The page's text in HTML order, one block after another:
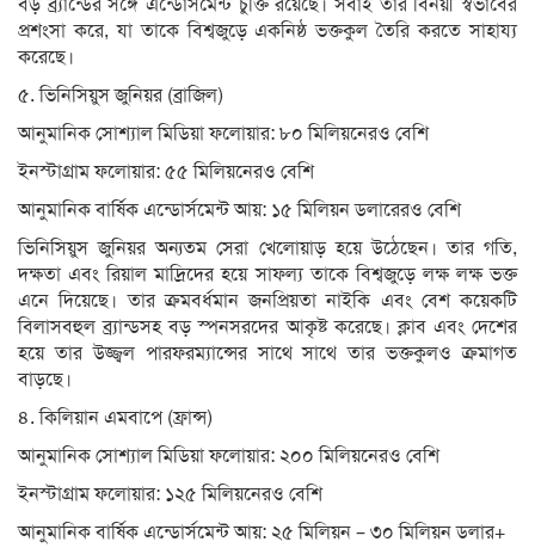
বড় ব্র্যান্ডের সঙ্গে এন্ডোর্সমেন্ট চুক্তি রয়েছে। সবাই তার বিনয়ী স্বভাবের
প্রশংসা করে, যা তাকে বিশ্বজুড়ে একনিষ্ঠ ভক্তকুল তৈরি করতে সাহায্য
করেছে।
৫. ভিনিসিয়ুস জুনিয়র (ব্রাজিল)
আনুমানিক সোশ্যাল মিডিয়া ফলোয়ার: ৮০ মিলিয়নেরও বেশি
ইনস্টাগ্রাম ফলোয়ার: ৫৫ মিলিয়নেরও বেশি
আনুমানিক বার্ষিক এন্ডোর্সমেন্ট আয়: ১৫ মিলিয়ন ডলারেরও বেশি
ভিনিসিয়ুস জুনিয়র অন্যতম সেরা খেলোয়াড় হয়ে উঠেছেন। তার গতি,
দক্ষতা এবং রিয়াল মাদ্রিদের হয়ে সাফল্য তাকে বিশ্বজুড়ে লক্ষ লক্ষ ভক্ত
এনে দিয়েছে। তার ক্রমবর্ধমান জনপ্রিয়তা নাইকি এবং বেশ কয়েকটি
বিলাসবহুল ব্র্যান্ডসহ বড় স্পনসরদের আকৃষ্ট করেছে। ক্লাব এবং দেশের
হয়ে তার উজ্জ্বল পারফরম্যান্সের সাথে সাথে তার ভক্তকুলও ক্রমাগত
বাড়ছে।
৪. কিলিয়ান এমবাপে (ফ্রান্স)
আনুমানিক সোশ্যাল মিডিয়া ফলোয়ার: ২০০ মিলিয়নেরও বেশি
ইনস্টাগ্রাম ফলোয়ার: ১২৫ মিলিয়নেরও বেশি
আনুমানিক বার্ষিক এন্ডোর্সমেন্ট আয়: ২৫ মিলিয়ন – ৩০ মিলিয়ন ডলার+